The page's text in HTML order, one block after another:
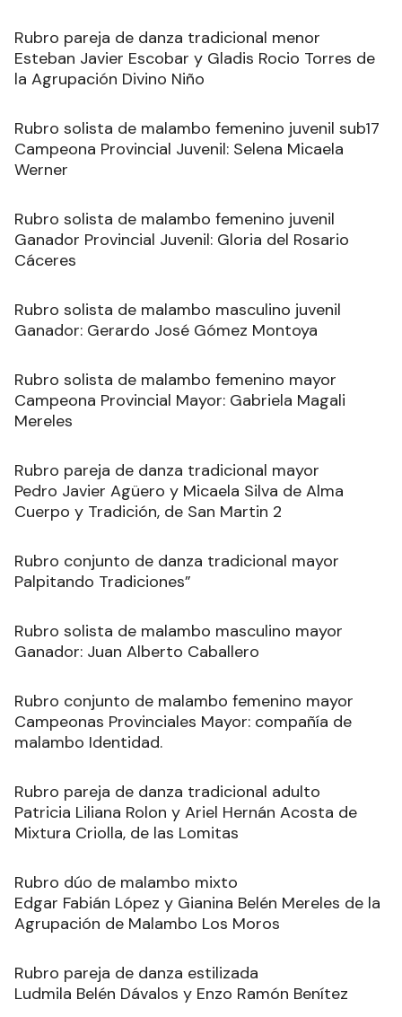
Rubro pareja de danza tradicional menor
Esteban Javier Escobar y Gladis Rocio Torres de
la Agrupación Divino Niño
Rubro solista de malambo femenino juvenil sub17
Campeona Provincial Juvenil: Selena Micaela
Werner
Rubro solista de malambo femenino juvenil
Ganador Provincial Juvenil: Gloria del Rosario
Cáceres
Rubro solista de malambo masculino juvenil
Ganador: Gerardo José Gómez Montoya
Rubro solista de malambo femenino mayor
Campeona Provincial Mayor: Gabriela Magali
Mereles
Rubro pareja de danza tradicional mayor
Pedro Javier Agüero y Micaela Silva de Alma
Cuerpo y Tradición, de San Martin 2
Rubro conjunto de danza tradicional mayor
Palpitando Tradiciones”
Rubro solista de malambo masculino mayor
Ganador: Juan Alberto Caballero
Rubro conjunto de malambo femenino mayor
Campeonas Provinciales Mayor: compañía de
malambo Identidad.
Rubro pareja de danza tradicional adulto
Patricia Liliana Rolon y Ariel Hernán Acosta de
Mixtura Criolla, de las Lomitas
Rubro dúo de malambo mixto
Edgar Fabián López y Gianina Belén Mereles de la
Agrupación de Malambo Los Moros
Rubro pareja de danza estilizada
Ludmila Belén Dávalos y Enzo Ramón Benítez